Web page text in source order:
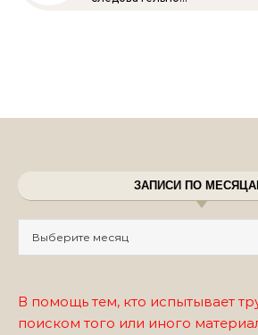
ЗАПИСИ ПО
В помощь тем, кто испытывает
поиском того или иного